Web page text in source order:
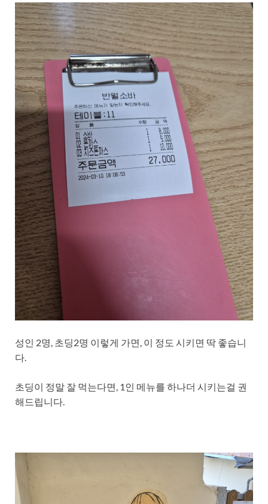
성인 2명, 초딩2명 이렇게 가면, 이 정도 시키면 딱 좋습니
다.
초딩이 정말 잘 먹는다면, 1인 메뉴를 하나더 시키는걸 권
해드립니다.